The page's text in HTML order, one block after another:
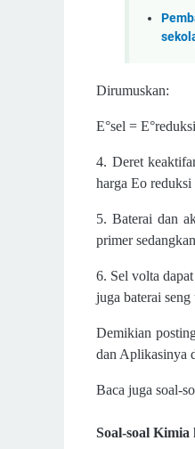
Dirumuskan:
E°sel =
4. Deret
harga Eo
5. Baterai dan
primer
6. Sel volta
juga baterai seng
Demikian
dan Aplikasinya
Baca juga soal-
Soal-soal Kimia